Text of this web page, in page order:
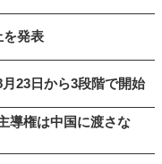
を発表
23日から3段階で開始
導権は中国に渡さな